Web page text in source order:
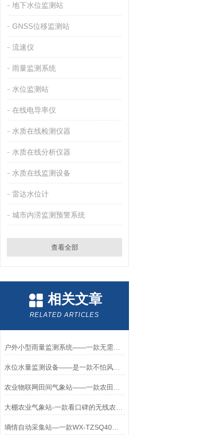
地下水位监测站
GNSS位移监测站
流速仪
雨量监测系统
水位监测站
在线电导率仪
水质在线检测仪器
水质在线分析仪器
水质在线监测设备
雷达水位计
城市内涝监测预警系统
查看全部
相关文章
RELATED ARTICLES
户外小型雨量监测系统——一款无需人工清理的雨量预警监测系统2026+派+送
水位水量监测设备——是一款不怕风吹日晒使用寿命长的水量水位监测设备
墒情自动采集站—一款WX-TZSQ40马上买它的土壤无线墒情监测站2023持续发货